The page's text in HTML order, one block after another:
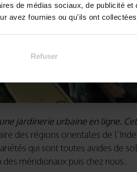
de médias sociaux, de publicité
avez fournies ou qu'ils ont
Refuser
jardinerie urbaine en ligne.
des régions orientales de
qui sont toutes avides de
des méridionaux puis chez nous.